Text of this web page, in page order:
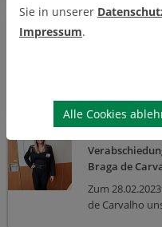
Bildung für
Braga de
Zum
de Carvalho
Sie in unserer
Impressum.
Alle Cookies